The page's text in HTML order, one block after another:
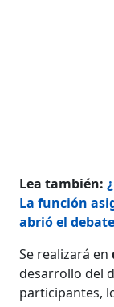
Lea también:
La función
abrió el
Se realizará en
desarrollo del
participantes,